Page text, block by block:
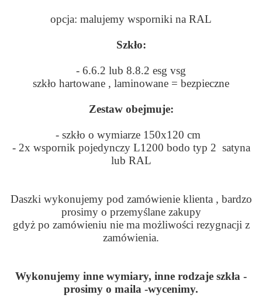
opcja: malujemy wsporniki na RAL
Szkło:
- 6.6.2 lub 8.8.2 esg vsg
szkło hartowane , laminowane = bezpieczne
Zestaw obejmuje:
- szkło o wymiarze 150x120 cm
- 2x wspornik pojedynczy L1200 bodo typ 2 satyna
lub RAL
Daszki wykonujemy pod zamówienie klienta , bardzo
prosimy o przemyślane zakupy
gdyż po zamówieniu nie ma możliwości rezygnacji z
zamówienia.
Wykonujemy inne wymiary, inne rodzaje szkła -
prosimy o maila -wycenimy.